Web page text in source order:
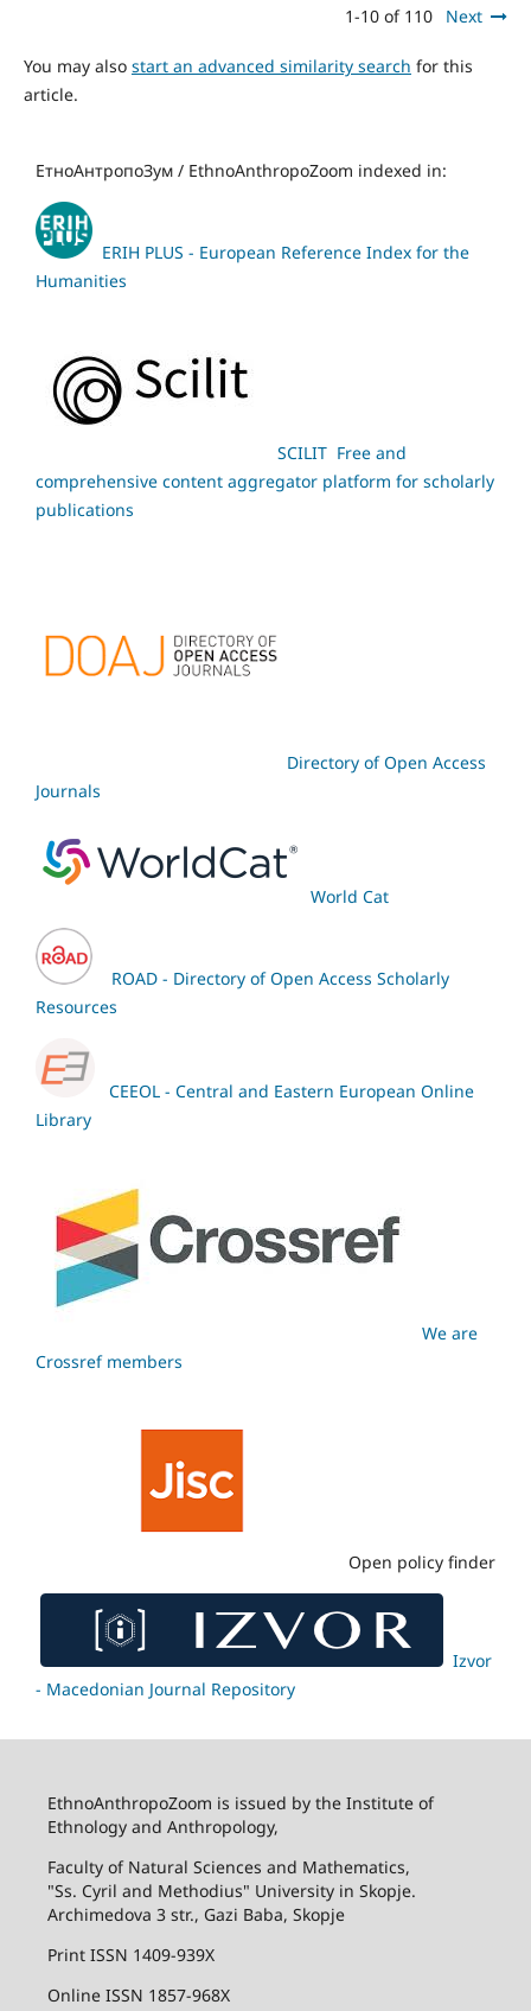
1-10 of 110 Next
You may also start an advanced similarity search for this
article.
ЕтноАнтропоЗум / EthnoAnthropoZoom indexed in:
ERIH PLUS - European Reference Index for the
Humanities
SCILIT Free and
comprehensive content aggregator platform for scholarly
publications
Directory of Open Access
Journals
World Cat
ROAD - Directory of Open Access Scholarly
Resources
CEEOL - Central and Eastern European Online
Library
We are
Crossref members
Open policy finder
Izvor
- Macedonian Journal Repository
EthnoAnthropoZoom is issued by the Institute of
Ethnology and Anthropology,
Faculty of Natural Sciences and Mathematics,
"Ss. Cyril and Methodius" University in Skopje.
Archimedova 3 str., Gazi Baba, Skopje
Print ISSN 1409-939X
Online ISSN 1857-968X